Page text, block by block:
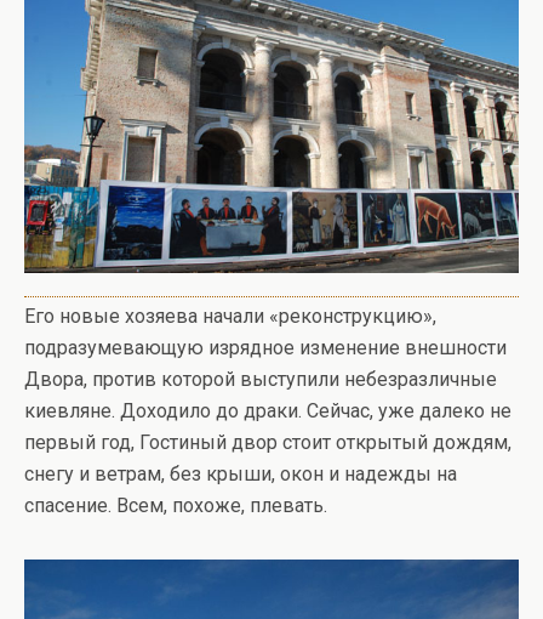
Его новые хозяева начали «реконструкцию»,
подразумевающую изрядное изменение внешности
Двора, против которой выступили небезразличные
киевляне. Доходило до драки. Сейчас, уже далеко не
первый год, Гостиный двор стоит открытый дождям,
снегу и ветрам, без крыши, окон и надежды на
спасение. Всем, похоже, плевать.